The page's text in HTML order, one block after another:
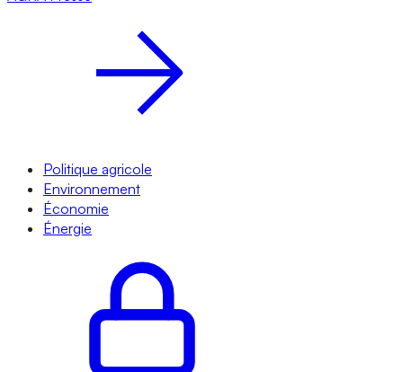
Politique agricole
Environnement
Économie
Énergie